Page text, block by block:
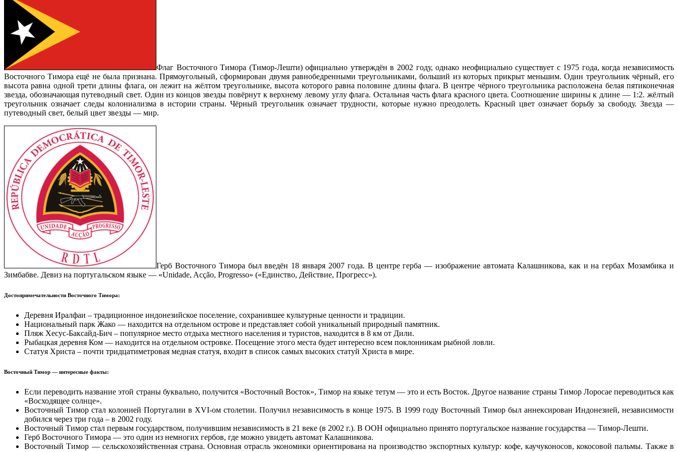
Флаг Восточного Тимора (Тимор-Лешти) официально утверждён в 2002 году, однако неофициально существует с 1975 года, когда независимость
Восточного Тимора ещё не была признана. Прямоугольный, сформирован двумя равнобедренными треугольниками, больший из которых прикрыт меньшим. Один треугольник чёрный, его
высота равна одной трети длины флага, он лежит на жёлтом треугольнике, высота которого равна половине длины флага. В центре чёрного треугольника расположена белая пятиконечная
звезда, обозначающая путеводный свет. Один из концов звезды повёрнут к верхнему левому углу флага. Остальная часть флага красного цвета. Соотношение ширины к длине — 1:2. жёлтый
треугольник означает следы колониализма в истории страны. Чёрный треугольник означает трудности, которые нужно преодолеть. Красный цвет означает борьбу за свободу. Звезда —
путеводный свет, белый цвет звезды — мир.
Герб Восточного Тимора был введён 18 января 2007 года. В центре герба — изображение автомата Калашникова, как и на гербах Мозамбика и
Зимбабве. Девиз на португальском языке — «Unidade, Acção, Progresso» («Единство, Действие, Прогресс»).
Достопримечательности Восточного Тимора:
Деревня Иралфаи – традиционное индонезийское поселение, сохранившее культурные ценности и традиции.
Национальный парк Жако — находится на отдельном острове и представляет собой уникальный природный памятник.
Пляж Хесус-Баксайд-Бич – популярное место отдыха местного населения и туристов, находится в 8 км от Дили.
Рыбацкая деревня Ком — находится на отдельном островке. Посещение этого места будет интересно всем поклонникам рыбной ловли.
Статуя Христа – почти тридцатиметровая медная статуя, входит в список самых высоких статуй Христа в мире.
Восточный Тимор — интересные факты:
Если переводить название этой страны буквально, получится «Восточный Восток», Тимор на языке тетум — это и есть Восток. Другое название страны Тимор Лоросае переводиться как
«Восходящее солнце».
Восточный Тимор стал колонией Португалии в XVI-ом столетии. Получил независимость в конце 1975. В 1999 году Восточный Тимор был аннексирован Индонезией, независимости
добился через три года – в 2002 году.
Восточный Тимор стал первым государством, получившим независимость в 21 веке (в 2002 г.). В ООН официально принято португальское название государства — Тимор-Лешти.
Герб Восточного Тимора — это один из немногих гербов, где можно увидеть автомат Калашникова.
Восточный Тимор — сельскохозяйственная страна. Основная отрасль экономики ориентирована на производство экспортных культур: кофе, каучуконосов, кокосовой пальмы. Также в